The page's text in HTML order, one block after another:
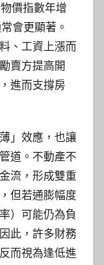
價指數年增
會更顯著。
、工資上漲而
賣方提高開
進而支撐房
」效應，也讓
道。不動產不
流，形成雙重
但若通膨幅度
）可能仍為負
此，許多財務
而視為逢低進